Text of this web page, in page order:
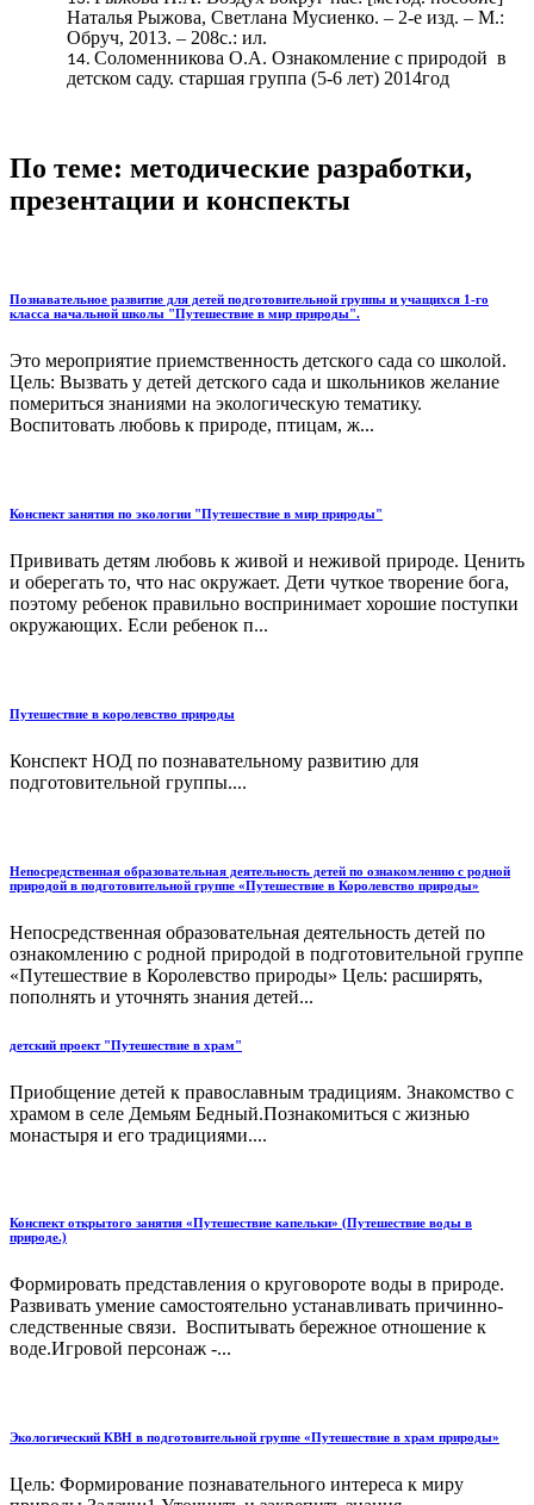
Наталья Рыжова, Светлана Мусиенко. – 2-е изд. – М.:
Обруч, 2013. – 208с.: ил.
Соломенникова О.А. Ознакомление с природой в
детском саду. старшая группа (5-6 лет) 2014год
По теме: методические разработки,
презентации и конспекты
Познавательное развитие для детей подготовительной группы и учащихся 1-го
класса начальной школы "Путешествие в мир природы".
Это мероприятие приемственность детского сада со школой.
Цель: Вызвать у детей детского сада и школьников желание
помериться знаниями на экологическую тематику.
Воспитовать любовь к природе, птицам, ж...
Конспект занятия по экологии "Путешествие в мир природы"
Прививать детям любовь к живой и неживой природе. Ценить
и оберегать то, что нас окружает. Дети чуткое творение бога,
поэтому ребенок правильно воспринимает хорошие поступки
окружающих. Если ребенок п...
Путешествие в королевство природы
Конспект НОД по познавательному развитию для
подготовительной группы....
Непосредственная образовательная деятельность детей по ознакомлению с родной
природой в подготовительной группе «Путешествие в Королевство природы»
Непосредственная образовательная деятельность детей по
ознакомлению с родной природой в подготовительной группе
«Путешествие в Королевство природы» Цель: расширять,
пополнять и уточнять знания детей...
детский проект "Путешествие в храм"
Приобщение детей к православным традициям. Знакомство с
храмом в селе Демьям Бедный.Познакомиться с жизнью
монастыря и его традициями....
Конспект открытого занятия «Путешествие капельки» (Путешествие воды в
природе.)
Формировать представления о круговороте воды в природе.
Развивать умение самостоятельно устанавливать причинно-
следственные связи. Воспитывать бережное отношение к
воде.Игровой персонаж -...
Экологический КВН в подготовительной группе «Путешествие в храм природы»
Цель: Формирование познавательного интереса к миру